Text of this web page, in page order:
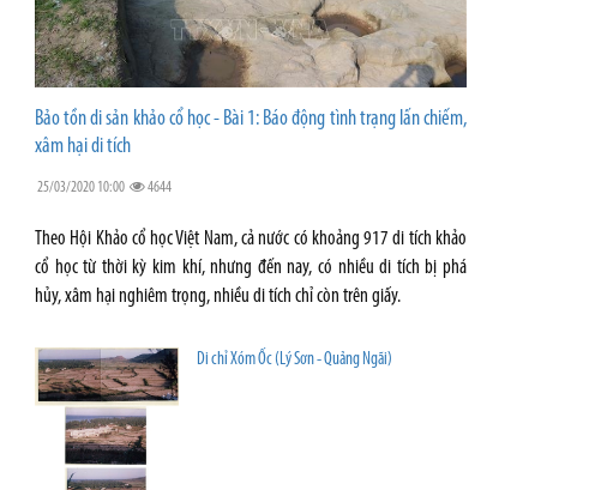
Bảo tồn di sản khảo cổ học - Bài 1: Báo động tình trạng lấn chiếm,
xâm hại di tích
25/03/2020 10:00 4644
Theo Hội Khảo cổ học Việt Nam, cả nước có khoảng 917 di tích khảo
cổ học từ thời kỳ kim khí, nhưng đến nay, có nhiều di tích bị phá
hủy, xâm hại nghiêm trọng, nhiều di tích chỉ còn trên giấy.
Di chỉ Xóm Ốc (Lý Sơn - Quảng Ngãi)